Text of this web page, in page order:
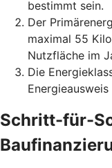
bestimmt sein.
Der
maximal 55
Nutzfläche im
Die
Schritt-für-